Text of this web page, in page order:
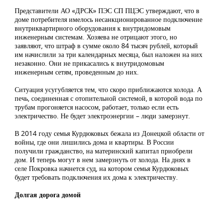
Представители АО «ДРСК» ПЭС СП ПЦЭС утверждают, что в
доме потребителя имелось несанкционированное подключение
внутриквартирного оборудования к внутридомовым
инженерным системам. Хозяева не отрицают этого, но
заявляют, что штраф в сумме около 84 тысяч рублей, который
им начислили за три календарных месяца, был наложен на них
незаконно. Они не прикасались к внутридомовым
инженерным сетям, проведенным до них.
Ситуация усугубляется тем, что скоро приближаются холода. А
печь, соединенная с отопительной системой, в которой вода по
трубам прогоняется насосом, работает, только если есть
электричество. Не будет электроэнергии – люди замерзнут.
В 2014 году семья Курдюковых бежала из Донецкой области от
войны, где они лишились дома и квартиры. В России
получили гражданство, на материнский капитал приобрели
дом. И теперь могут в нем замерзнуть от холода. На днях в
селе Покровка начнется суд, на котором семья Курдюковых
будет требовать подключения их дома к электричеству.
Долгая дорога домой